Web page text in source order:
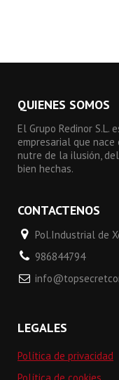
QUIENES SOMOS
El Grupo Redinor S.L.
empresarial que
nutre de la ilusión,
bien hechas.
CONTACTENOS
Pol.Industrial de
986844794
LEGALES
Política de privacidad